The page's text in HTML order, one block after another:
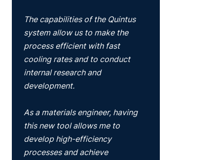
The capabilities of the Quintus
system allow us to make the
process efficient with fast
cooling rates and to conduct
internal research and
development.
As a materials engineer, having
this new tool allows me to
develop high-efficiency
processes and achieve